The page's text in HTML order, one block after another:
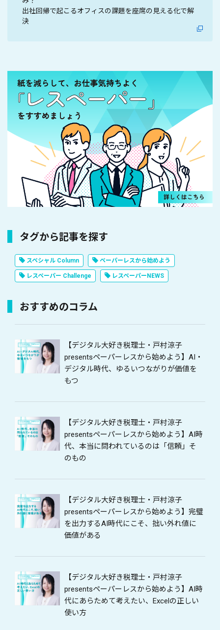
出社回帰で起こるオフィスの課題を座席の見える化で解
決
タグから記事を探す
スペシャル Column ペーパーレスから始めよう
レスペーパー Challenge レスペーパーNEWS
おすすめのコラム
【デジタル大好き税理士・戸村涼子
presentsペーパーレスから始めよう】AI・
デジタル時代、ゆるいつながりが価値を
もつ
【デジタル大好き税理士・戸村涼子
presentsペーパーレスから始めよう】AI時
代、本当に問われているのは「信頼」そ
のもの
【デジタル大好き税理士・戸村涼子
presentsペーパーレスから始めよう】完璧
を出力するAI時代にこそ、拙い外れ値に
価値がある
【デジタル大好き税理士・戸村涼子
presentsペーパーレスから始めよう】AI時
代にあらためて考えたい、Excelの正しい
使い方